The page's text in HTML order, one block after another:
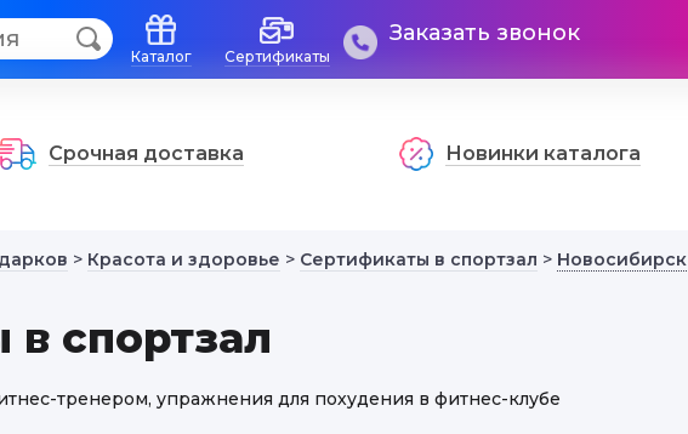
Каталог Сертификаты
Заказать звонок
Срочная доставка Новинки каталога
> Красота и здоровье > Сертификаты в спортзал > Новосибирск
спортзал
тренером, упражнения для похудения в фитнес-клубе